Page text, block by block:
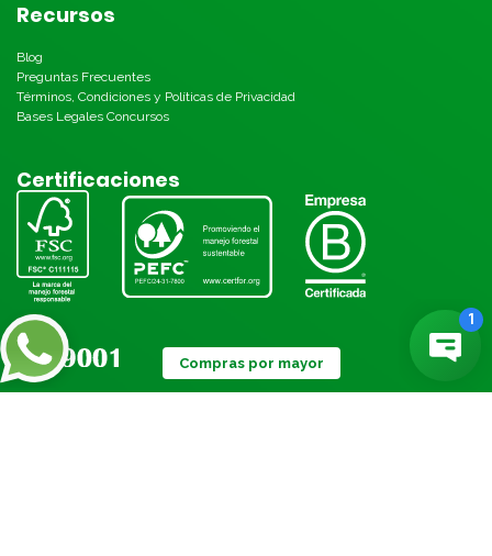
Recursos
Blog
Preguntas Frecuentes
Términos, Condiciones y Políticas de Privacidad
Bases Legales Concursos
Certificaciones
Compras por mayor